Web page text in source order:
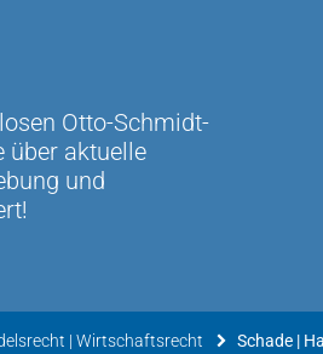
... gut aufgebaut, klar strukturiert
08.10.2012
perfekt, die einen schnellen und
möchten.
ist mir eine große Hilfe in der
wert.
Otto-Schmidt-
über aktuelle
und
| Wirtschaftsrecht Schade |